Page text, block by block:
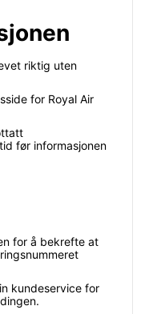
riktig uten
for Royal Air
før informasjonen
for å bekrefte at
kundeservice for